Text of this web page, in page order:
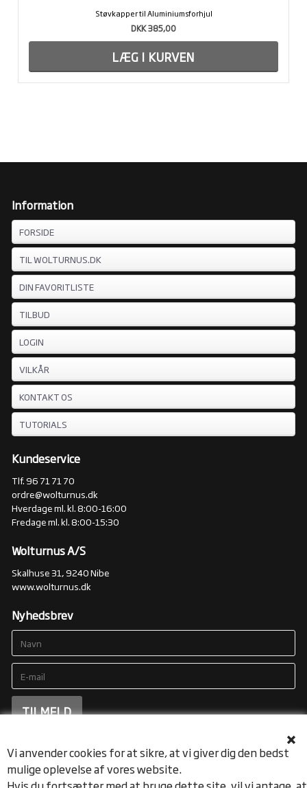
Vi anvender cookies for at sikre, at vi giver dig den bedst
mulige oplevelse af vores website.
Støvkapper til Aluminiumsforhjul
DKK 385,00
Information
FORSIDE
TIL WOLTURNUS.DK
DIN FAVORITLISTE
TILBUD
LOGIN
VILKÅR
KONTAKT OS
TUTORIALS
Kundeservice
Tlf. 96 71 71 70
ordre@wolturnus.dk
Hverdage ml. kl. 8:00-16:00
Fredage ml. kl. 8:00-15:30
Wolturnus A/S
Skalhuse 31, 9240 Nibe
www.wolturnus.dk
Nyhedsbrev